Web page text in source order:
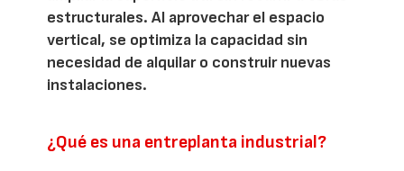
estructurales. Al aprovechar el espacio
vertical, se optimiza la capacidad sin
necesidad de alquilar o construir nuevas
instalaciones.
¿Qué es una entreplanta industrial?